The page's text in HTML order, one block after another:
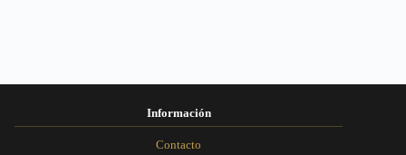
Información
Contacto